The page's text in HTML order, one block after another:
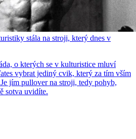
stála na stroji, který dnes v
o kterých se v kulturistice mluví
vybrat jediný cvik, který za tím vším
jím pullover na stroji, tedy pohyb,
sotva uvidíte.